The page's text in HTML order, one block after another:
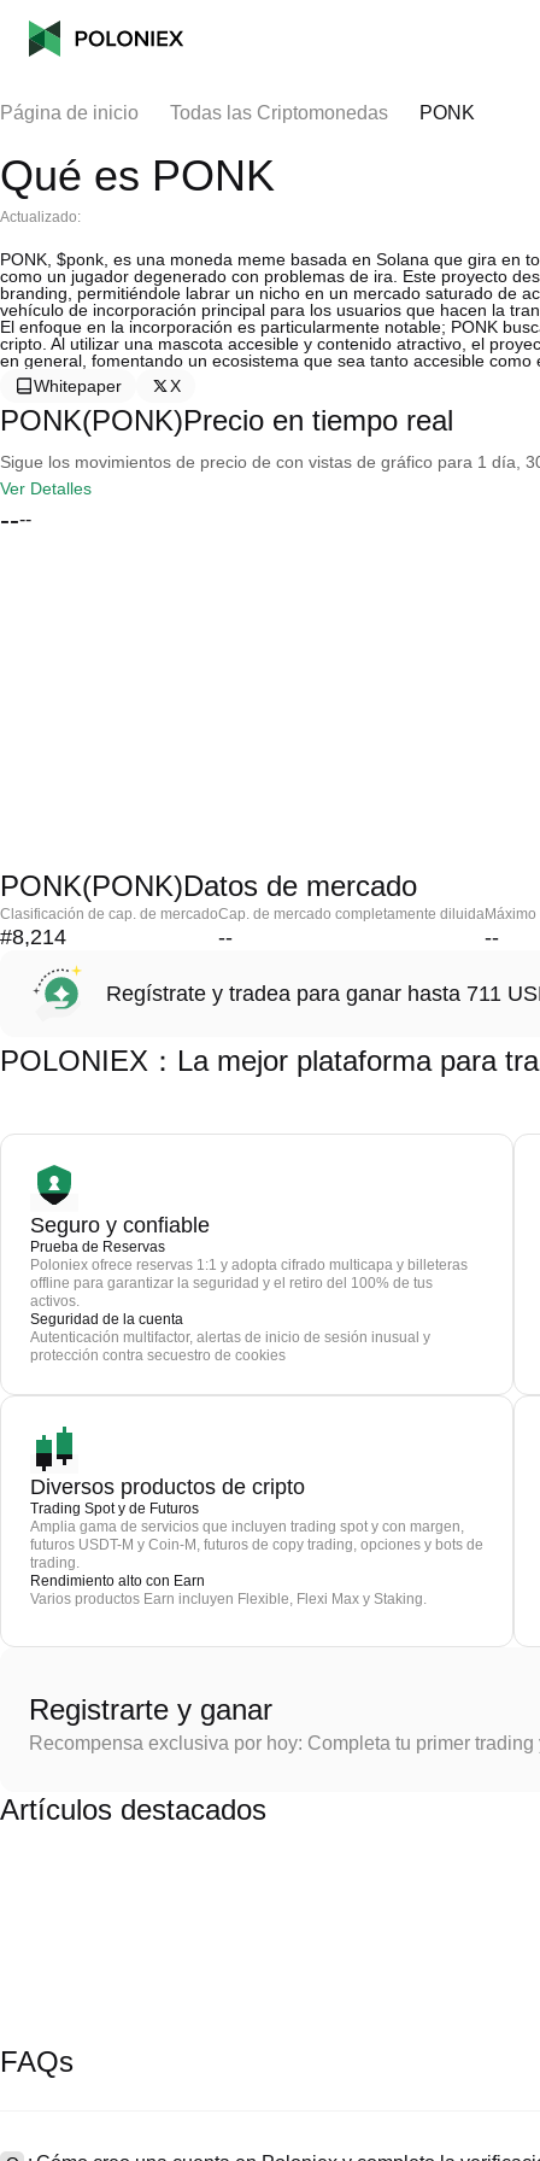
Página de inicio Todas las Criptomonedas PONK
Qué es PONK
Actualizado:
PONK, $ponk, es una moneda meme basada en Solana que gira
como un jugador degenerado con problemas de ira. Este proyecto
branding, permitiéndole labrar un nicho en un mercado saturado de
vehículo de incorporación principal para los usuarios que hacen la
El enfoque en la incorporación es particularmente notable; PONK
cripto. Al utilizar una mascota accesible y contenido atractivo, el
en general, fomentando un ecosistema que sea tanto accesible como
Whitepaper
X
PONK(PONK)Precio en tiempo real
Sigue los movimientos de precio de con vistas de gráfico para 1 día,
Ver Detalles
----
PONK(PONK)Datos de mercado
Clasificación de cap. de mercado
#8,214
Cap. de mercado completamente diluida
-- --
Regístrate y tradea para ganar hasta 711
POLONIEX：La mejor plataforma para
Seguro y confiable
Prueba de Reservas
Poloniex ofrece reservas 1:1 y adopta cifrado multicapa y billeteras
offline para garantizar la seguridad y el retiro del 100% de tus
activos.
Seguridad de la cuenta
Autenticación multifactor, alertas de inicio de sesión inusual y
protección contra secuestro de cookies
Diversos productos de cripto
Trading Spot y de Futuros
Amplia gama de servicios que incluyen trading spot y con margen,
futuros USDT-M y Coin-M, futuros de copy trading, opciones y bots de
trading.
Rendimiento alto con Earn
Varios productos Earn incluyen Flexible, Flexi Max y Staking.
Registrarte y ganar
Recompensa exclusiva por hoy: Completa tu primer
Artículos destacados
FAQs